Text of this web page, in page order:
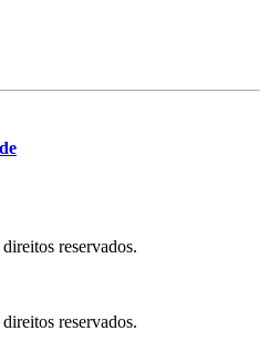
reservados.
reservados.